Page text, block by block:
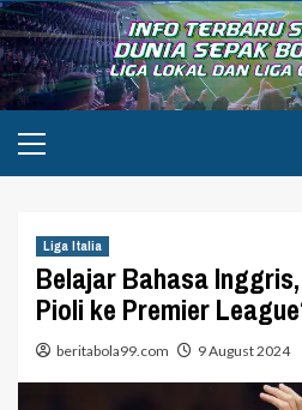
Skip
to
content
Menu
Liga Italia
Belajar Bahasa
Pioli ke Premier
beritabola99.com 9 August 2024